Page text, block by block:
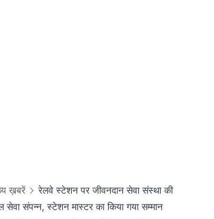
ख़बरें
रेलवे स्टेशन पर जीवनदान सेवा संस्था की
सेवा संपन्न, स्टेशन मास्टर का किया गया सम्मान